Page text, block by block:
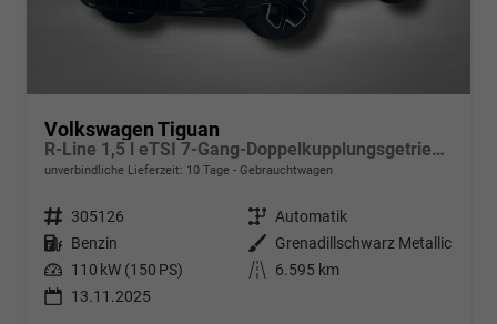
Volkswagen Tiguan
R-Line 1,5 l eTSI 7-Gang-Doppelkupplungsgetriebe DSG
unverbindliche Lieferzeit: 10 Tage Gebrauchtwagen
Fahrzeugnr. 305126 Getriebe Automatik
Kraftstoff Benzin Außenfarbe
Grenadillschwarz Metallic
Leistung 110 kW (150 PS) Kilometerstand
6.595 km
13.11.2025